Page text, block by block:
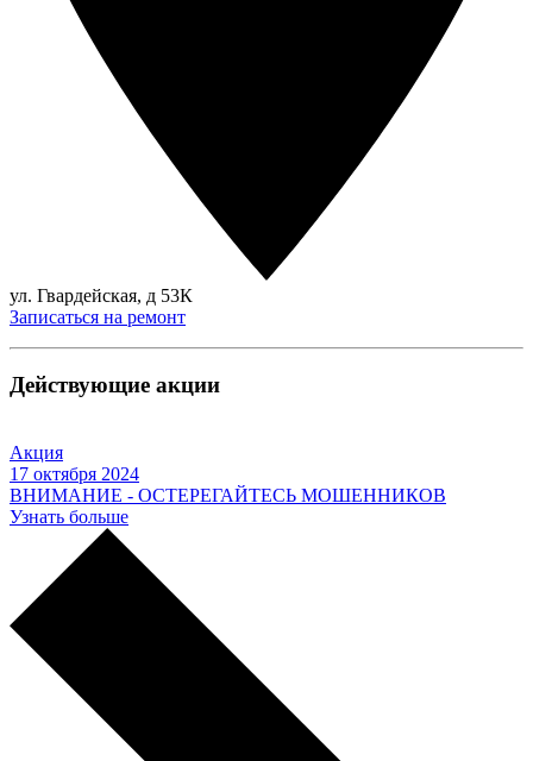
ул. Гвардейская, д 53К
Записаться на ремонт
Действующие акции
Акция
17 октября 2024
ВНИМАНИЕ - ОСТЕРЕГАЙТЕСЬ МОШЕННИКОВ
Узнать больше